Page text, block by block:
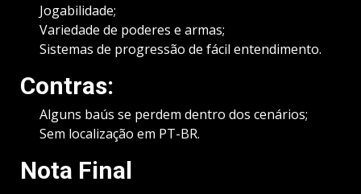
Jogabilidade;
Variedade de poderes e armas;
Sistemas de progressão de fácil entendimento.
Contras:
Alguns baús se perdem dentro dos cenários;
Sem localização em PT-BR.
Nota Final